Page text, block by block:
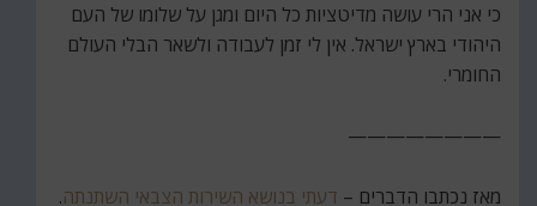
כי אני הרי עושה מדיטציות כל היום ומגן על שלומו של העם
היהודי בארץ ישראל. אין לי זמן לעבודה ולשאר הבלי העולם
החומרי.
————————
מאז נכתבו הדברים – דעתי בנושא השירות הצבאי השתנתה.